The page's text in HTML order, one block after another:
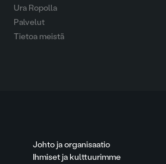
Ura Ropolla
Palvelut
Tietoa meistä
Johto ja organisaatio
Ihmiset ja kulttuurimme